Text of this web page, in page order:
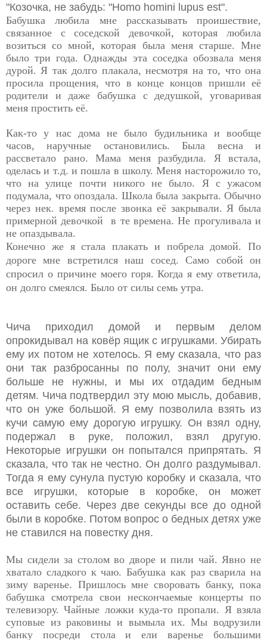
"Козочка, не забудь: "Homo homini lupus est".
Бабушка любила мне рассказывать проишествие,
связанное с соседской девочкой, которая любила
возиться со мной, которая была меня старше. Мне
было три года. Однажды эта соседка обозвала меня
дурой. Я так долго плакала, несмотря на то, что она
просила прощения, что в конце концов пришли её
родители и даже бабушка с дедушкой, уговаривая
меня простить её.
Как-то у нас дома не было будильника и вообще
часов, наручные остановились. Была весна и
рассветало рано. Мама меня разбудила. Я встала,
оделась и т.д. и пошла в школу. Меня насторожило то,
что на улице почти никого не было. Я с ужасом
подумала, что опоздала. Школа была закрыта. Обычно
через нек. время после звонка её закрывали. Я была
примерной девочкой в те времена. Не прогуливала и
не опаздывала.
Конечно же я стала плакать и побрела домой. По
дороге мне встретился наш сосед.Само собой он
спросил о причине моего горя. Когда я ему ответила,
он долго смеялся. Было от силы семь утра.
Чича приходил домой и первым делом
опрокидывал на ковёр ящик с игрушками. Убирать
ему их потом не хотелось. Я ему сказала, что раз
они так разбросанны по полу, значит они ему
больше не нужны, и мы их отдадим бедным
детям. Чича подтвердил эту мою мысль, добавив,
что он уже большой. Я ему позволила взять из
кучи самую ему дорогую игрушку. Он взял одну,
подержал в руке, положил, взял другую.
Некоторые игрушки он попытался припрятать. Я
сказала, что так не честно. Он долго раздумывал.
Тогда я ему сунула пустую коробку и сказала, что
все игрушки, которые в коробке, он может
оставить себе. Через две секунды все до одной
были в коробке. Потом вопрос о бедных детях уже
не ставился на повестку дня.
Мы сидели за столом во дворе и пили чай. Явно не
хватало сладкого к чаю. Бабушка как раз сварила на
зиму варенье. Пришлось мне своровать банку, пока
бабушка смотрела свои нескончаемые концерты по
телевизору. Чайные ложки куда-то пропали. Я взяла
суповые из раковины и вымыла их. Мы водрузили
банку посреди стола и ели варенье большими